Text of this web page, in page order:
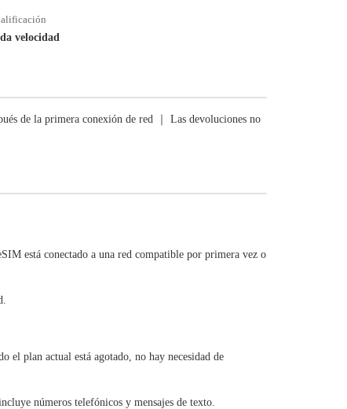
velocidad
de la primera conexión de red ｜ Las devoluciones no
está conectado a una red compatible por primera vez o
el plan actual está agotado, no hay necesidad de
números telefónicos y mensajes de texto.